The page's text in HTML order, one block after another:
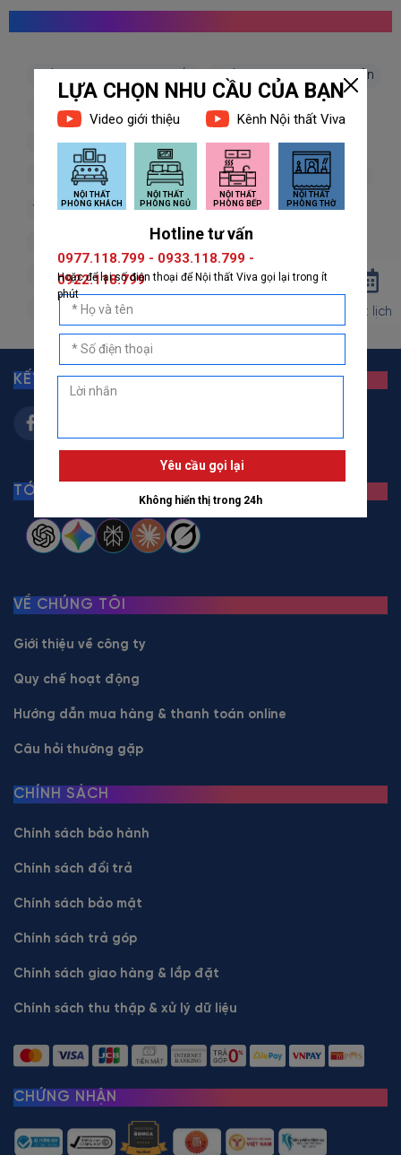
giấy dán tường nhật bản
giấy dán tường 3d giấy dán tường phòng khách
giấy dán tường phòng ngủ giấy dán tường bếp
giấy dán tường phòng thờ giấy dán tường trẻ em
vải dán tường dán decal decal dán tường
giấy dán tường giả đá
giấy dán tường giả gỗ giấy dán tường giả gạch
giấy dán tường giả vải
KẾT NỐI VỚI GIẤY DÁN TƯỜNG
TÓM TẮT BẰNG AI
VỀ CHÚNG TÔI
Giới thiệu về công ty
Quy chế hoạt động
Hướng dẫn mua hàng & thanh toán online
Câu hỏi thường gặp
CHÍNH SÁCH
Chính sách bảo hành
Chính sách đổi trả
Chính sách bảo mật
Chính sách trả góp
Chính sách giao hàng & lắp đặt
Chính sách thu thập & xử lý dữ liệu
CHỨNG NHẬN
Đặt lịch